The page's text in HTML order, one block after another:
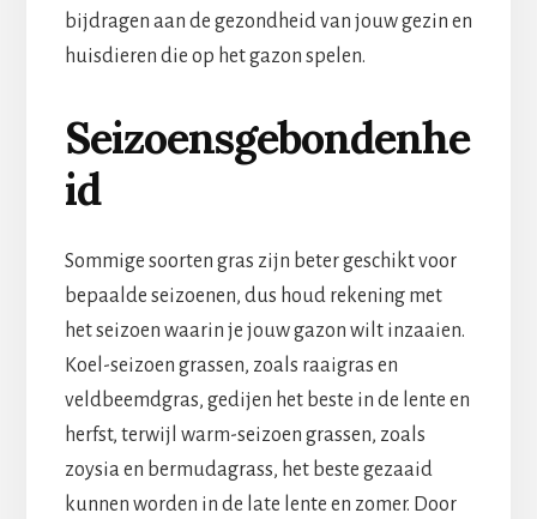
bijdragen aan de gezondheid van jouw gezin en
huisdieren die op het gazon spelen.
Seizoensgebondenhe
id
Sommige soorten gras zijn beter geschikt voor
bepaalde seizoenen, dus houd rekening met
het seizoen waarin je jouw gazon wilt inzaaien.
Koel-seizoen grassen, zoals raaigras en
veldbeemdgras, gedijen het beste in de lente en
herfst, terwijl warm-seizoen grassen, zoals
zoysia en bermudagrass, het beste gezaaid
kunnen worden in de late lente en zomer. Door